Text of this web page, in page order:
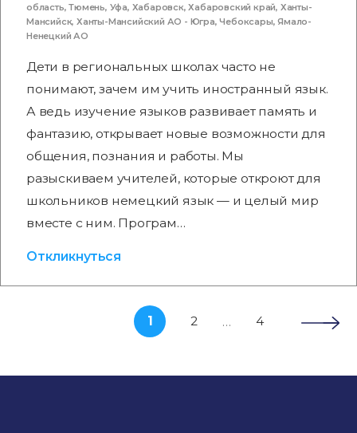
область,Тюмень, Уфа, Хабаровск,Хабаровский край, Ханты-
Мансийск,Ханты-Мансийский АО - Югра,Чебоксары,Ямало-
Ненецкий АО
Дети в региональных школах часто не
понимают, зачем им учить иностранный язык.
А ведь изучение языков развивает память и
фантазию, открывает новые возможности для
общения, познания и работы. Мы
разыскиваем учителей, которые откроют для
школьников немецкий язык — и целый мир
вместе с ним. Програм…
Откликнуться
1 2 … 4